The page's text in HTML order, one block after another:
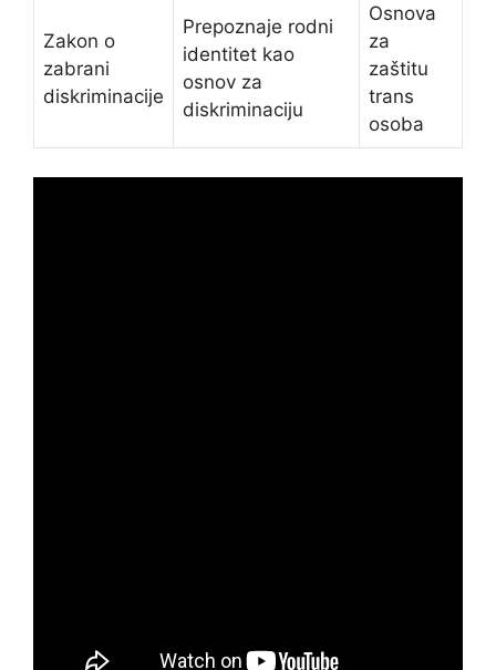
Zakon o
zabrani
diskriminacije
Prepoznaje rodni
identitet kao
osnov za
diskriminaciju
Osnova
za
zaštitu
trans
osoba